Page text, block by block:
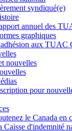
syndiqué(e)
annuel des
graphiques
aux TUAC
nouvelles
pour
le Canada en
Caisse d'indemnité